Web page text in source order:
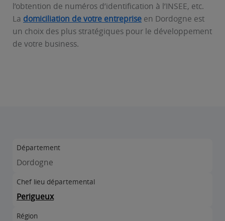
l’obtention de numéros d’identification à l’INSEE, etc.
La domiciliation de votre entreprise en Dordogne est
un choix des plus stratégiques pour le développement
de votre business.
Département
Dordogne
Chef lieu départemental
Perigueux
Région